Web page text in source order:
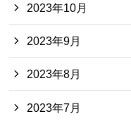
2023年10月
2023年9月
2023年8月
2023年7月